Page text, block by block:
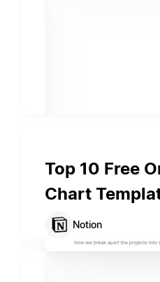
Top 10 Free
Chart
Notion